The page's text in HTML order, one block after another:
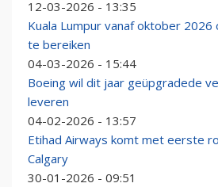
12-03-2026 - 13:35
Kuala Lumpur vanaf oktober 2026
te bereiken
04-03-2026 - 15:44
Boeing wil dit jaar geüpgradede
leveren
04-02-2026 - 13:57
Etihad Airways komt met eerste
Calgary
30-01-2026 - 09:51